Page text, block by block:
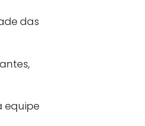
das
equipe